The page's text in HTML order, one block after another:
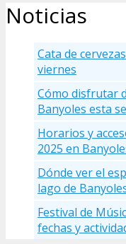
Noticias
Cata de
viernes
Cómo disfrutar
Banyoles esta
Horarios y
2025 en
Dónde ver el
lago de
Festival de
fechas y